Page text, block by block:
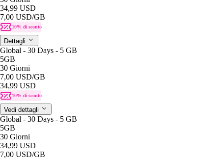
34,99 USD
7,00 USD/GB
10% di sconto
Dettagli
Global - 30 Days - 5 GB
5GB
30 Giorni
7,00 USD/GB
34,99 USD
10% di sconto
Vedi dettagli
Global - 30 Days - 5 GB
5GB
30 Giorni
34,99 USD
7,00 USD/GB